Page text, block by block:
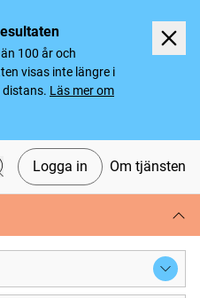
100 år och
visas inte längre i
distans. Läs mer om
Logga in Om tjänsten